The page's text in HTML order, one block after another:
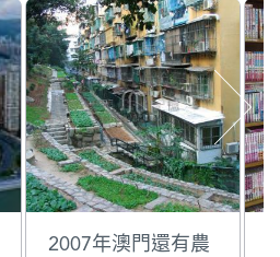
2007年澳門還有農